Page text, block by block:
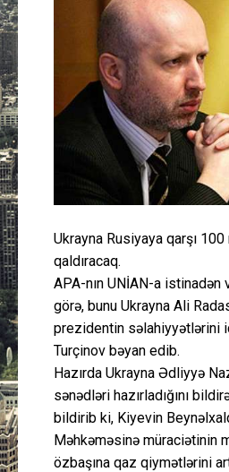
Ukrayna Rusiyaya qarşı
qaldıracaq.
APA-nın UNİAN-a
görə, bunu Ukrayna Ali
prezidentin səlahiyyətlərini
Turçinov bəyan edib.
Hazırda Ukrayna Ədliyyə
sənədləri hazırladığını
bildirib ki, Kiyevin
Məhkəməsinə müraciətinin
özbaşına qaz qiymətlərini